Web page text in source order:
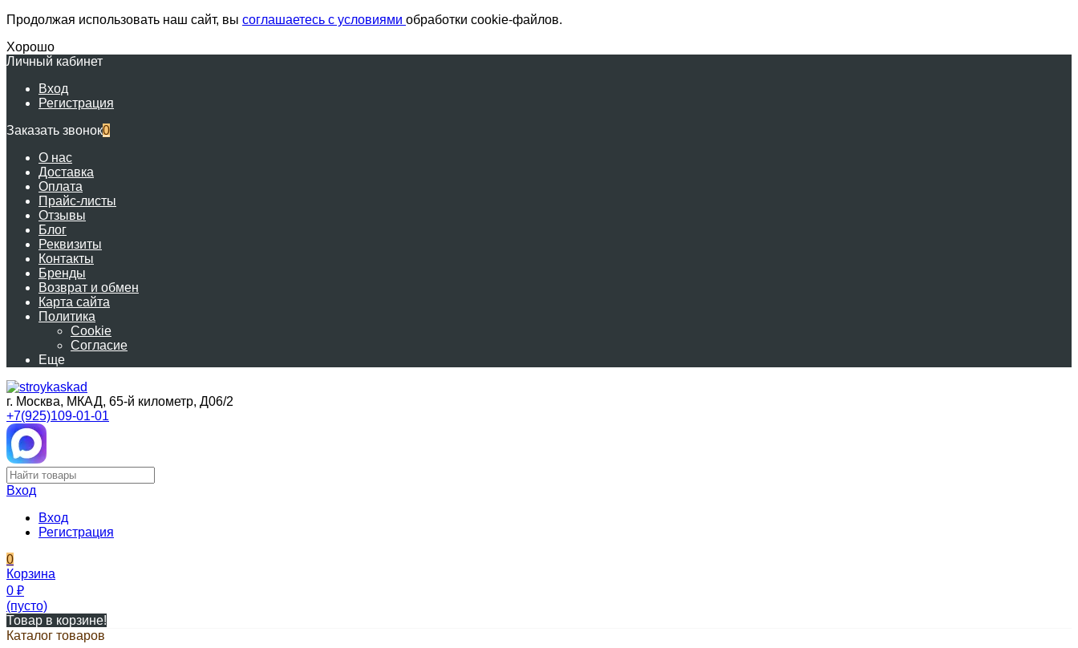
Продолжая использовать наш сайт, вы соглашаетесь с условиями обработки cookie-файлов.
Хорошо
Личный кабинет
Вход
Регистрация
Заказать звонок0
О нас
Доставка
Оплата
Прайс-листы
Отзывы
Блог
Реквизиты
Контакты
Бренды
Возврат и обмен
Карта сайта
Политика
Cookie
Согласие
Еще
г. Москва, МКАД, 65-й километр, Д06/2
+7(925)109-01-01
Вход
Вход
Регистрация
0
Корзина
0 ₽
(пусто)
Товар в корзине!
Каталог товаров